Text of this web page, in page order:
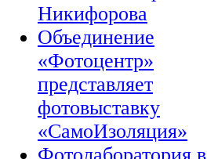
Никифорова
Объединение
«Фотоцентр»
представляет
фотовыставку
«СамоИзоляция»